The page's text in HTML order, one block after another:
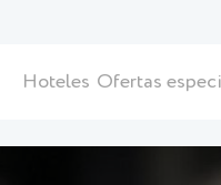
Hoteles Ofertas